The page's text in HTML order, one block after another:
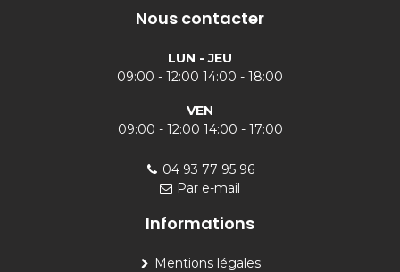
Nous contacter
LUN - JEU
09:00 - 12:00 14:00 - 18:00
VEN
09:00 - 12:00 14:00 - 17:00
04 93 77 95 96
Par e-mail
Informations
Mentions légales